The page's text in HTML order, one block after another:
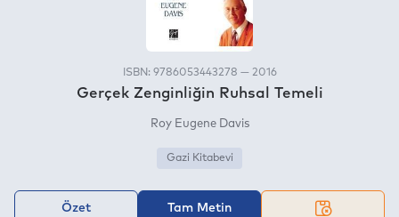
ISBN: 9786053443278 — 2016
Gerçek Zenginliğin Ruhsal Temeli
Roy Eugene Davis
Gazi Kitabevi
Özet Tam Metin